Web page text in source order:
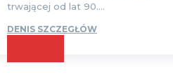
trwającej od lat 90....
DENIS SZCZEGŁÓW